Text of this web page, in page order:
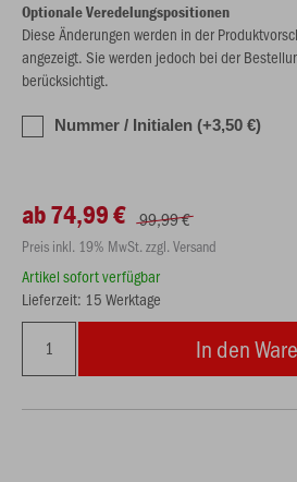
Optionale Veredelungspositionen
Diese Änderungen werden in der
angezeigt. Sie werden jedoch bei der
berücksichtigt.
Nummer / Initialen (+3,50 €)
ab 74,99 € 99,99 €
Preis inkl. 19% MwSt. zzgl. Versand
Artikel sofort verfügbar
Lieferzeit: 15 Werktage
In den